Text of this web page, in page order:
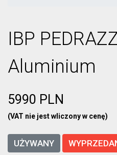
IBP
Aluminium
5990 PLN
(VAT nie jest wliczony w cenę)
UŻYWANY